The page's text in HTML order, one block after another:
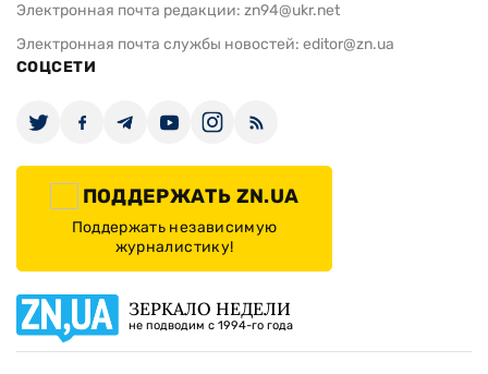
Электронная почта редакции: zn94@ukr.net
Электронная почта службы новостей: editor@zn.ua
СОЦСЕТИ
ПОДДЕРЖАТЬ ZN.UA
Поддержать независимую
журналистику!
ЗЕРКАЛО НЕДЕЛИ
не подводим с 1994-го года